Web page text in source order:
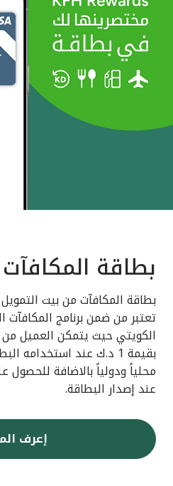
بطاقة المكافآت
بطاقة المكافآت من بيت
تعتبر من ضمن برنامج المكافآت
بقيمة 1 د.ك عند
عند إصدار البطاقة.
إعرف